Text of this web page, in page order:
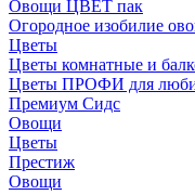
Овощи ЦВЕТ пак
Огородное изобилие
Цветы
Цветы комнатные и
Цветы ПРОФИ для
Премиум Сидс
Овощи
Цветы
Престиж
Овощи